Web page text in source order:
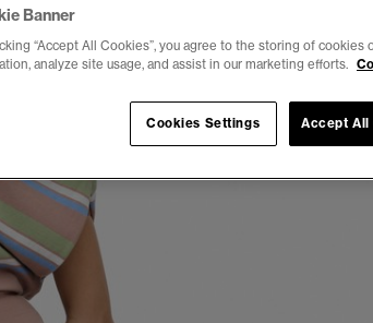
Banner
“Accept All Cookies”, you agree to the storing of cookies
analyze site usage, and assist in our marketing efforts.
Accept All
Cookies Settings